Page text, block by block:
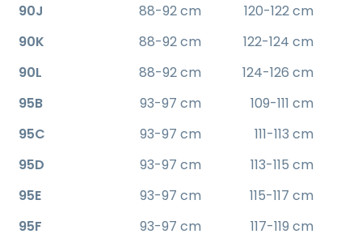
90J
88-92 cm
120-122 cm
90K
88-92 cm
122-124 cm
90L
88-92 cm
124-126 cm
95B
93-97 cm
109-111 cm
95C
93-97 cm
111-113 cm
95D
93-97 cm
113-115 cm
95E
93-97 cm
115-117 cm
95F
93-97 cm
117-119 cm